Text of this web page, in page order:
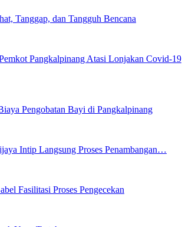
Tanggap, dan Tangguh Bencana
Pangkalpinang Atasi Lonjakan Covid-19
Pengobatan Bayi di Pangkalpinang
Intip Langsung Proses Penambangan…
Fasilitasi Proses Pengecekan